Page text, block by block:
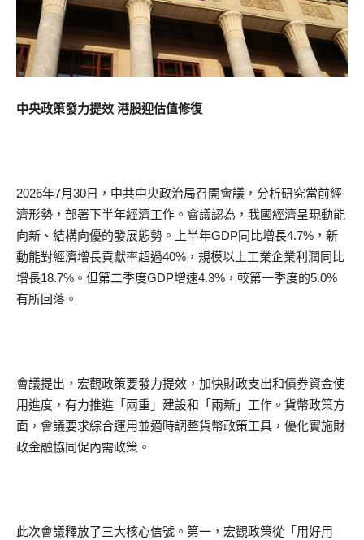
中央政策發力提效 港股迎估值修復
2026年7月30日，中共中央政治局召開會議，分析研究當前經
濟形勢，部署下半年經濟工作。會議認為，我國經濟呈現動能
向新、結構向優的發展態勢。上半年GDP同比增長4.7%，新
動能對經濟增長貢獻率超過40%，規模以上工業企業利潤同比
增長18.7%。但第二季度GDP增速4.3%，較第一季度的5.0%
有所回落。
會議提出，宏觀政策要發力提效，加快財政支出和債券資金使
用進度，有力推進「兩重」建設和「兩新」工作。貨幣政策方
面，會議要求綜合運用並適時調整貨幣政策工具，優化實施財
政金融協同促內需政策。
此次會議釋放了三大核心信號。第一，宏觀政策從「用好用